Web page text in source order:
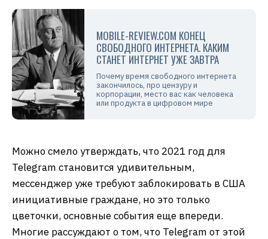
MOBILE-REVIEW.COM КОНЕЦ
СВОБОДНОГО ИНТЕРНЕТА. КАКИМ
СТАНЕТ ИНТЕРНЕТ УЖЕ ЗАВТРА
Почему время свободного интернета
закончилось, про цензуру и
корпорации, место вас как человека
или продукта в цифровом мире
Можно смело утверждать, что 2021 год для
Telegram становится удивительным,
мессенджер уже требуют заблокировать в США
инициативные граждане, но это только
цветочки, основные события еще впереди.
Многие рассуждают о том, что Telegram от этой